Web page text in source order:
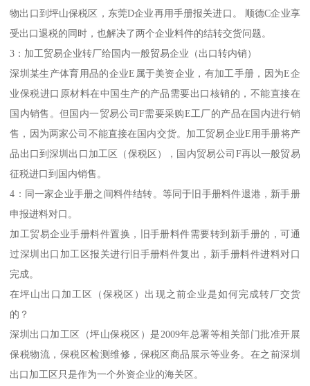
物出口到坪山保税区，东莞D企业再用手册报关进口。 顺德C企业享
受出口退税的同时，也解决了两个企业料件的结转交货问题。
3：加工贸易企业转厂给国内一般贸易企业（出口转内销）
深圳某生产体育用品的企业E属于美资企业，有加工手册，因为E企
业保税进口原材料在中国生产的产品需要出口核销的，不能直接在
国内销售。但国内一贸易公司F需要采购E工厂的产品在国内进行销
售，因为两家公司不能直接在国内交货。加工贸易企业E用手册将产
品出口到深圳出口加工区（保税区），国内贸易公司F再以一般贸易
征税进口到国内销售。
4：同一家企业手册之间料件结转。等同于旧手册料件退港，新手册
申报进料对口。
加工贸易企业手册料件置换，旧手册料件需要转到新手册的，可通
过深圳出口加工区报关进行旧手册料件复出，新手册料件进料对口
完成。
在坪山出口加工区（保税区）出现之前企业是如何完成转厂交货
的？
深圳出口加工区（坪山保税区）是2009年总署等相关部门批准开展
保税物流，保税区检测维修，保税区商品展示等业务。在之前深圳
出口加工区只是作为一个外资企业的海关区。